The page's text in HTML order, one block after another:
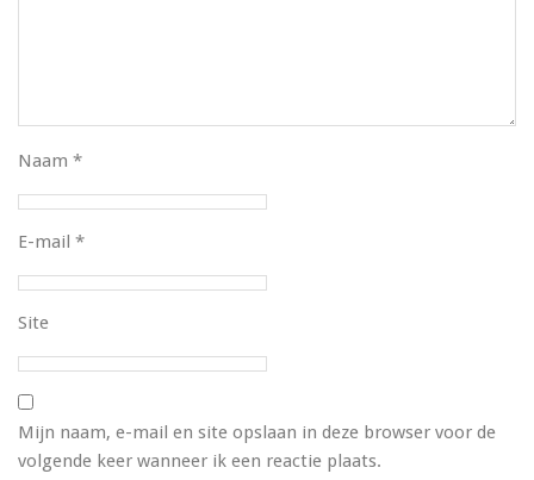
Naam *
E-mail *
Site
Mijn naam, e-mail en site opslaan in deze browser voor de
volgende keer wanneer ik een reactie plaats.